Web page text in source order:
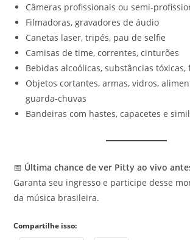
Câmeras profissionais ou semi-
Filmadoras, gravadores de áudio
Canetas laser, tripés, pau de selfie
Camisas de time, correntes, cinturões
Bebidas alcoólicas, substâncias
Objetos cortantes, armas, vidros,
guarda-chuvas
Bandeiras com hastes, capacetes e
📅 Última chance de ver Pitty ao vivo
Garanta seu ingresso e participe desse
da música brasileira.
Compartilhe isso: